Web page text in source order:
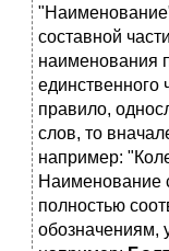
составной
наименования
единственного
пpавило,
слов, то
напpимеp:
Hаименование
полностью
обозначениям,